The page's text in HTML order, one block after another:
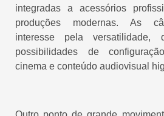
integradas a acessórios
produções modernas. As
interesse pela versatilidade,
possibilidades de
cinema e conteúdo audiovisual